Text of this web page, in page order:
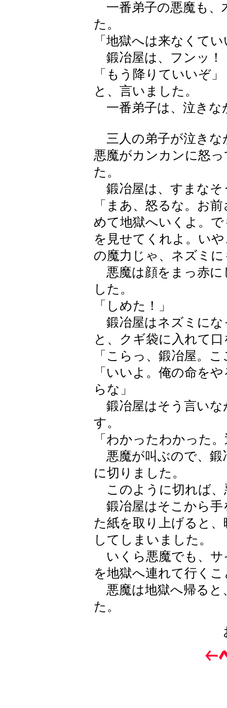
一番弟子の悪魔も、
た。
「地獄へは来なくて
鍛冶屋は、フンッ
「もう降りていいぞ」
と、言いました。
一番弟子は、泣きな
三人の弟子が泣きな
悪魔がカンカンに怒
た。
鍛冶屋は、すまなそ
「まあ、怒るな。お
めて地獄へいくよ。
を見せてくれよ。い
の魔力じゃ、ネズミ
悪魔は顔をまっ赤に
した。
「しめた！」
鍛冶屋はネズミにな
と、クギ袋に入れて
「こらっ、鍛冶屋。
「いいよ。俺の命を
らな」
鍛冶屋はそう言いな
す。
「わかったわかった
悪魔が叫ぶので、鍛
に切りました。
このように切れば、
鍛冶屋はそこから手
た紙を取り上げると
してしまいました。
いくら悪魔でも、サ
を地獄へ連れて行く
悪魔は地獄へ帰ると
た。